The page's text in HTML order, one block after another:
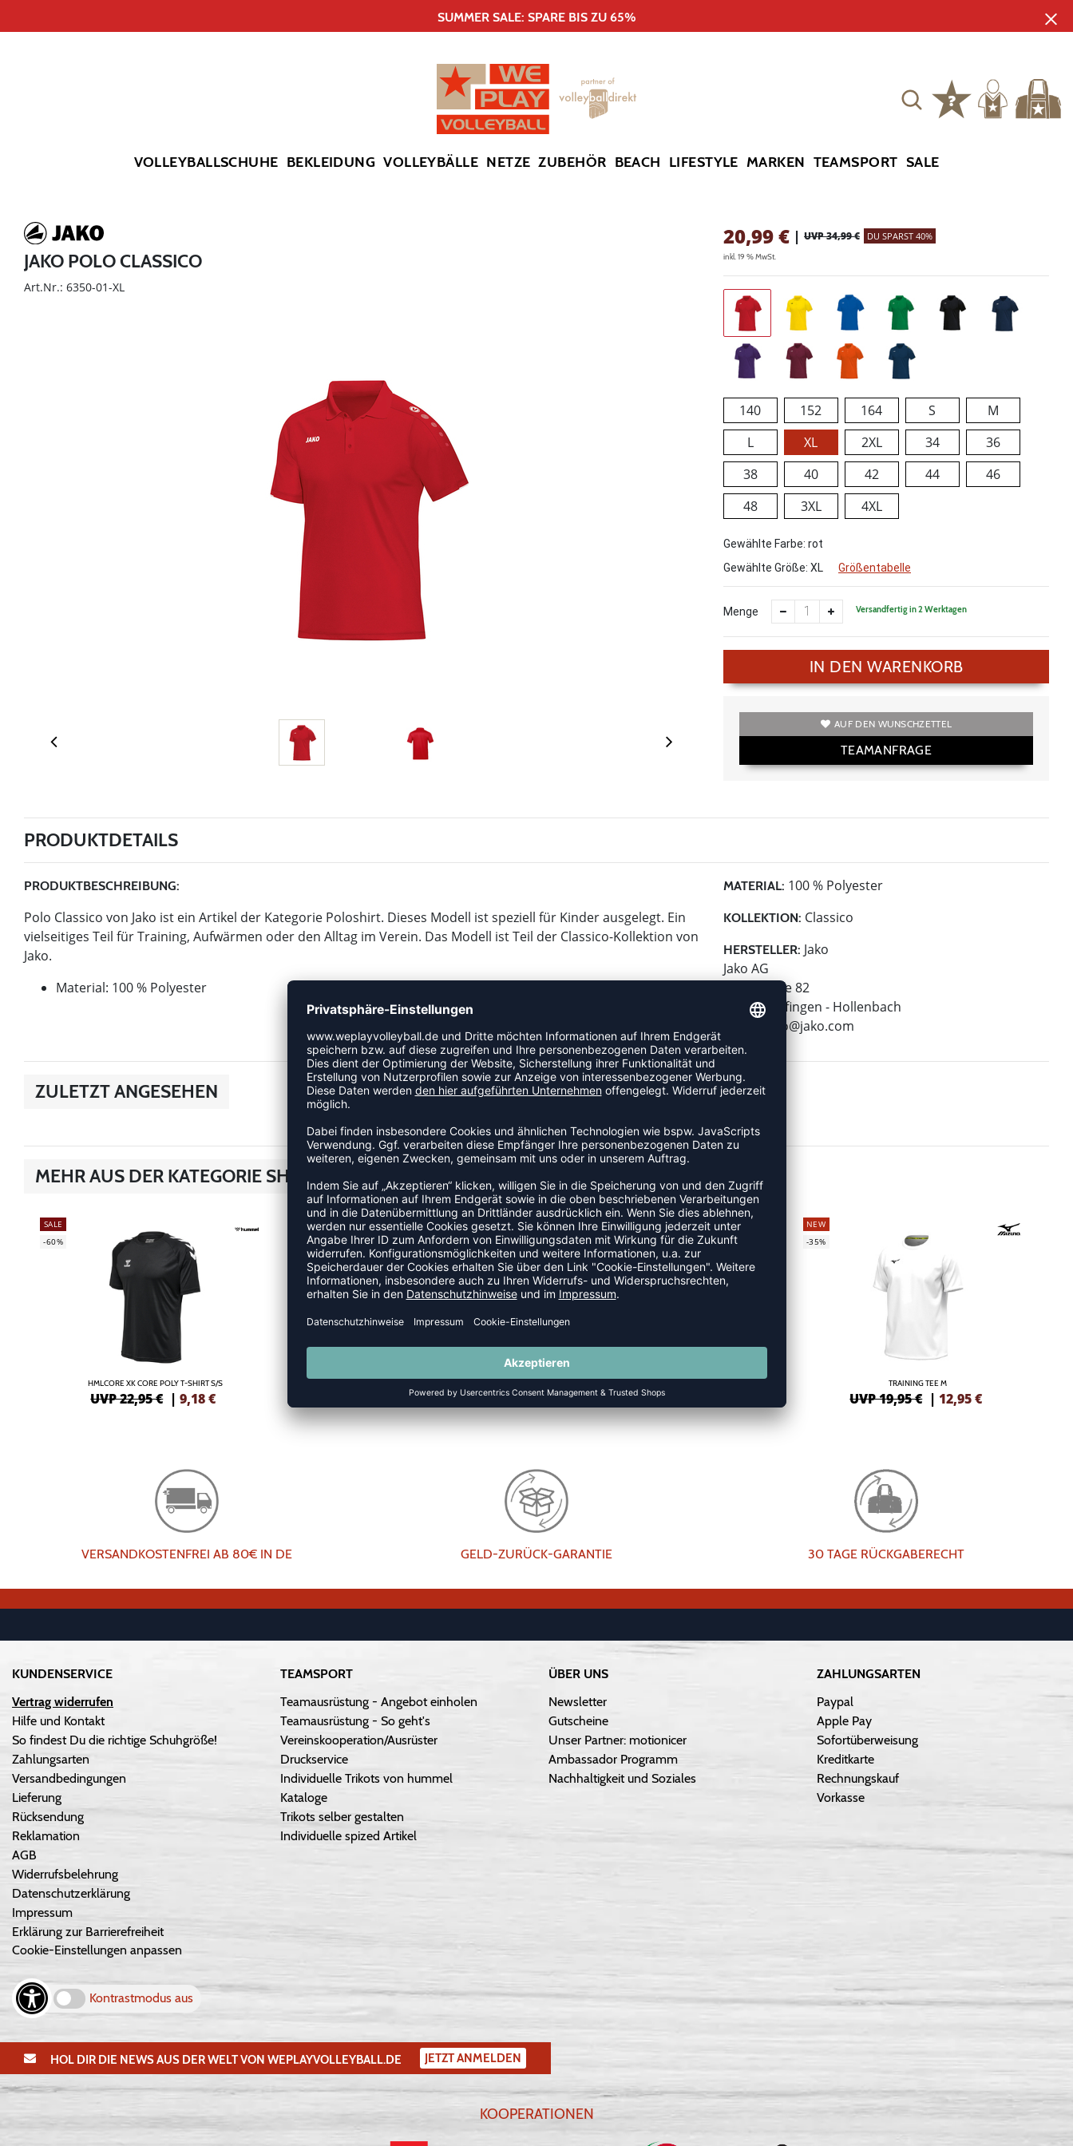
SUMMER SALE: SPARE BIS ZU 65%
VOLLEYBALLSCHUHE BEKLEIDUNG VOLLEYBÄLLE NETZE ZUBEHÖR BEACH LIFESTYLE MARKEN TEAMSPORT SALE
JAKO POLO CLASSICO
Art.Nr.: 6350-01-XL
20,99€ | UVP 34,99 € DU SPARST 40%
inkl. 19 % MwSt.
140 152 164 S
M
L
XL 2XL 34
36
38
40 42 44
46
48
3XL 4XL
Gewählte Farbe: rot
Gewählte Größe: XL Größentabelle
Menge Versandfertig in 2 Werktagen
IN DEN WARENKORB
AUF DEN WUNSCHZETTEL
TEAMANFRAGE
PRODUKTDETAILS
PRODUKTBESCHREIBUNG:
Polo Classico von Jako ist ein Artikel der Kategorie Poloshirt. Dieses Modell ist speziell für Kinder ausgelegt. Ein
vielseitiges Teil für Training, Aufwärmen oder den Alltag im Verein. Das Modell ist Teil der Classico-Kollektion von
Jako.
Material: 100 % Polyester
MATERIAL: 100 % Polyester
KOLLEKTION: Classico
HERSTELLER: Jako
Jako AG
Amtstrasse 82
74673 Mulfingen - Hollenbach
info@jako.com
ZULETZT ANGESEHEN
MEHR AUS DER KATEGORIE SHIRTS
SALE
-60%
HMLCORE XK CORE POLY T-SHIRT S/S
UVP 22,95 € |9,18€
SALE
-55%
UVP 22,95 € |10,33€
SALE
-35%
UVP 19,95 €
NEW
-35%
TRAINING TEE M
UVP 19,95 € |12,95€
VERSANDKOSTENFREI AB 80€ IN DE GELD-ZURÜCK-GARANTIE 30 TAGE RÜCKGABERECHT
KUNDENSERVICE
Vertrag widerrufen
Hilfe und Kontakt
So findest Du die richtige Schuhgröße!
Zahlungsarten
Versandbedingungen
Lieferung
Rücksendung
Reklamation
AGB
Widerrufsbelehrung
Datenschutzerklärung
Impressum
Erklärung zur Barrierefreiheit
Cookie-Einstellungen anpassen
Kontrastmodus aus
TEAMSPORT
Teamausrüstung - Angebot einholen
Teamausrüstung - So geht's
Vereinskooperation/Ausrüster
Druckservice
Individuelle Trikots von hummel
Kataloge
Trikots selber gestalten
Individuelle spized Artikel
ÜBER UNS
Newsletter
Gutscheine
Unser Partner: motionicer
Ambassador Programm
Nachhaltigkeit und Soziales
ZAHLUNGSARTEN
Paypal
Apple Pay
Sofortüberweisung
Kreditkarte
Rechnungskauf
Vorkasse
HOL DIR DIE NEWS AUS DER WELT VON WEPLAYVOLLEYBALL.DE JETZT ANMELDEN
KOOPERATIONEN